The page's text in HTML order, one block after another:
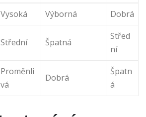
Vysoká Výborná Dobrá
Střední Špatná
Střed
ní
Proměnli
vá
Dobrá
Špatn
á